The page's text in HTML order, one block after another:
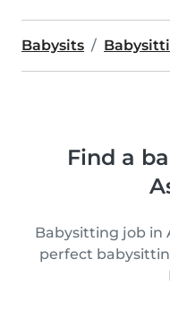
Babysits
Find a
Babysitting job in
perfect